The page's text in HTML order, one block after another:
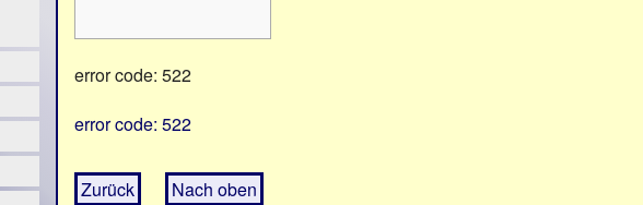
error code: 522
error code: 522
Zurück Nach oben